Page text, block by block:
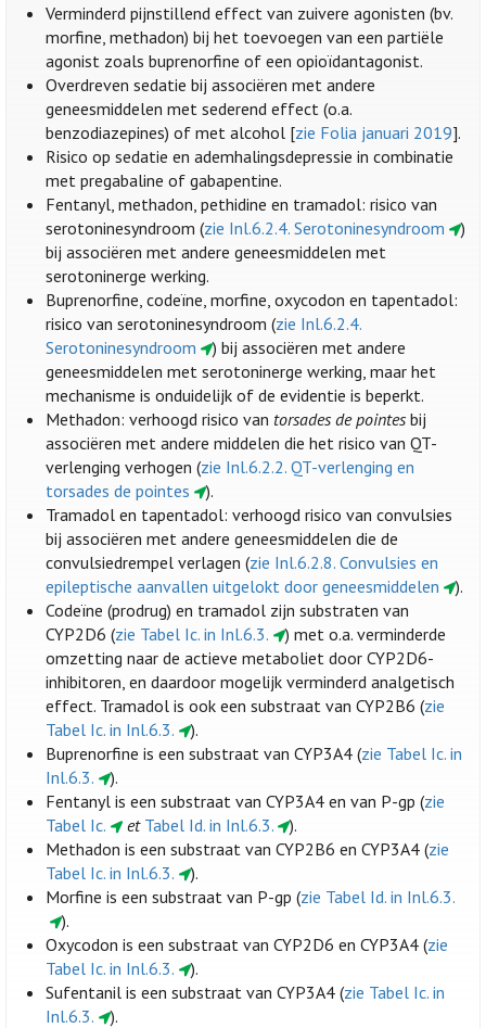
Verminderd pijnstillend effect van zuivere agonisten (bv.
morfine, methadon) bij het toevoegen van een partiële
agonist zoals buprenorfine of een opioïdantagonist.
Overdreven sedatie bij associëren met andere
geneesmiddelen met sederend effect (o.a.
benzodiazepines) of met alcohol [zie Folia januari 2019].
Risico op sedatie en ademhalingsdepressie in combinatie
met pregabaline of gabapentine.
Fentanyl, methadon, pethidine en tramadol: risico van
serotoninesyndroom (zie Inl.6.2.4. Serotoninesyndroom
)
bij associëren met andere geneesmiddelen met
serotoninerge werking.
Buprenorfine, codeïne, morfine, oxycodon en tapentadol:
risico van serotoninesyndroom (zie Inl.6.2.4.
Serotoninesyndroom
) bij associëren met andere
geneesmiddelen met serotoninerge werking, maar het
mechanisme is onduidelijk of de evidentie is beperkt.
Methadon: verhoogd risico van torsades de pointes bij
associëren met andere middelen die het risico van QT-
verlenging verhogen (zie Inl.6.2.2. QT-verlenging en
torsades de pointes
).
Tramadol en tapentadol: verhoogd risico van convulsies
bij associëren met andere geneesmiddelen die de
convulsiedrempel verlagen (zie Inl.6.2.8. Convulsies en
epileptische aanvallen uitgelokt door geneesmiddelen
).
Codeïne (prodrug) en tramadol zijn substraten van
CYP2D6 (zie Tabel Ic. in Inl.6.3.
) met o.a. verminderde
omzetting naar de actieve metaboliet door CYP2D6-
inhibitoren, en daardoor mogelijk verminderd analgetisch
effect. Tramadol is ook een substraat van CYP2B6 (zie
Tabel Ic. in Inl.6.3.
).
Buprenorfine is een substraat van CYP3A4 (zie Tabel Ic. in
Inl.6.3.
).
Fentanyl is een substraat van CYP3A4 en van P-gp (zie
Tabel Ic.
et Tabel Id. in Inl.6.3.
).
Methadon is een substraat van CYP2B6 en CYP3A4 (zie
Tabel Ic. in Inl.6.3.
).
Morfine is een substraat van P-gp (zie Tabel Id. in Inl.6.3.
).
Oxycodon is een substraat van CYP2D6 en CYP3A4 (zie
Tabel Ic. in Inl.6.3.
).
Sufentanil is een substraat van CYP3A4 (zie Tabel Ic. in
Inl.6.3.
).